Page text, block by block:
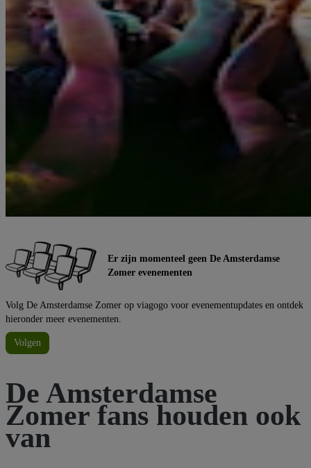
Er zijn momenteel geen De Amsterdamse
Zomer evenementen
Volg De Amsterdamse Zomer op viagogo voor evenementupdates en ontdek
hieronder meer evenementen.
Volgen
De Amsterdamse
Zomer fans houden ook
van